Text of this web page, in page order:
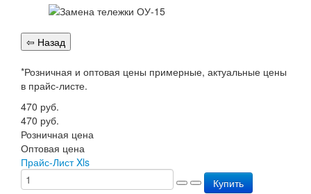
Статьи
Сертификаты
Контакты
Пожарное оборудование
Перезарядка
Перезарядка ОП
Перезарядка ОУ
Перезарядка ОВП
Доставка
Оплата
*Розничная и оптовая цены примерные, актуальные цены
в прайс-листе.
470 руб.
470 руб.
Розничная цена
Оптовая цена
Прайс-Лист Xls
Купить